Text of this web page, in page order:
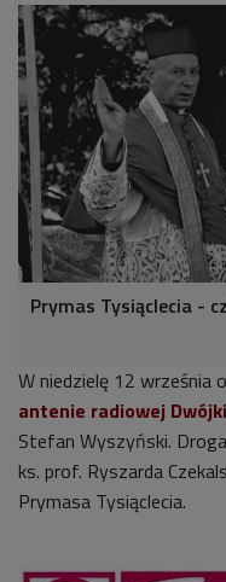
Prymas Tysiąclecia -
W niedzielę 12 września
antenie radiowej Dwójki
Stefan Wyszyński.
ks. prof. Ryszarda
Prymasa Tysiąclecia.